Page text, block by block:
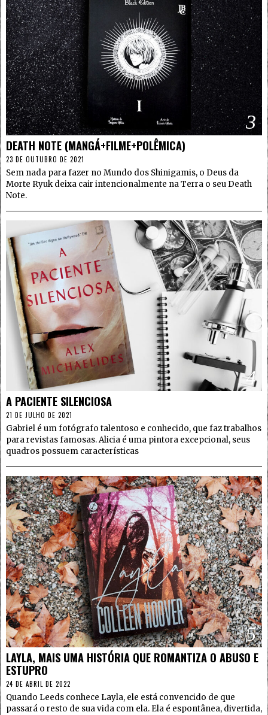
3
DEATH NOTE (MANGÁ+FILME+POLÊMICA)
23 DE OUTUBRO DE 2021
Sem nada para fazer no Mundo dos Shinigamis, o Deus da
Morte Ryuk deixa cair intencionalmente na Terra o seu Death
Note.
4
A PACIENTE SILENCIOSA
21 DE JULHO DE 2021
Gabriel é um fotógrafo talentoso e conhecido, que faz trabalhos
para revistas famosas. Alicia é uma pintora excepcional, seus
quadros possuem características
5
LAYLA, MAIS UMA HISTÓRIA QUE ROMANTIZA O ABUSO E
ESTUPRO
24 DE ABRIL DE 2022
Quando Leeds conhece Layla, ele está convencido de que
passará o resto de sua vida com ela. Ela é espontânea, divertida,